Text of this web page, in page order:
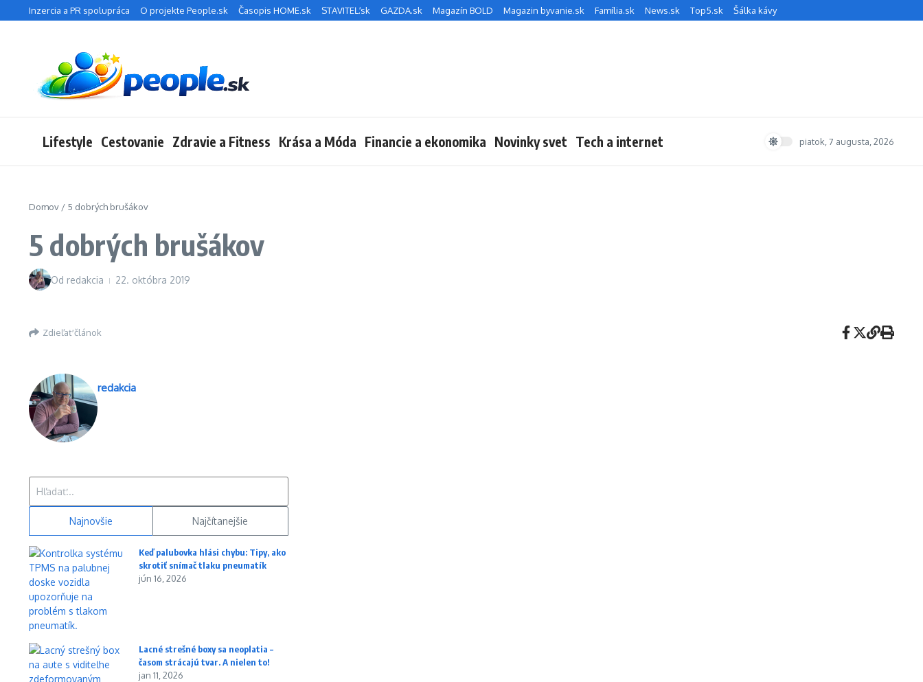
Preskočiť na obsah
Inzercia a PR spolupráca O projekte People.sk Časopis HOME.sk STAVITEĽ.sk GAZDA.sk Magazín BOLD Magazin byvanie.sk Família.sk News.sk Top5.sk Šálka kávy
Lifestyle Cestovanie Zdravie a Fitness Krása a Móda Financie a ekonomika Novinky svet Tech a internet piatok, 7 augusta, 2026
Domov / 5 dobrých brušákov
5 dobrých brušákov
Od redakcia 22. októbra 2019
Zdieľať článok
redakcia
Najnovšie Najčítanejšie
Keď palubovka hlási chybu: Tipy, ako
skrotiť snímač tlaku pneumatík
jún 16, 2026
Lacné strešné boxy sa neoplatia –
časom strácajú tvar. A nielen to!
jan 11, 2026